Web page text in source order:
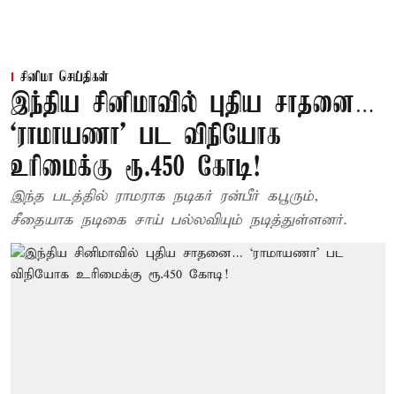
சினிமா செய்திகள்
இந்திய சினிமாவில் புதிய சாதனை…
‘ராமாயணா’ பட விநியோக
உரிமைக்கு ரூ.450 கோடி!
இந்த படத்தில் ராமராக நடிகர் ரன்பீர் கபூரும்,
சீதையாக நடிகை சாய் பல்லவியும் நடித்துள்ளனர்.